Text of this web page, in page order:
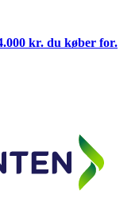
kr. du køber for.